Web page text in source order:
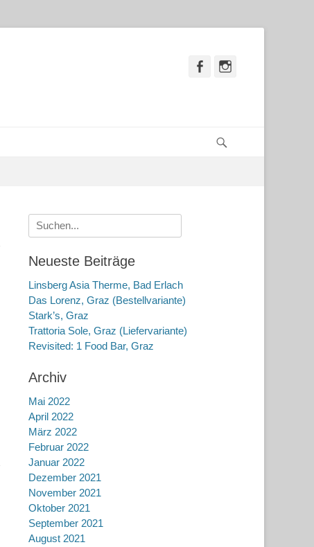
Facebook
Suche
nach:
Neueste Beiträge
Linsberg Asia Therme, Bad Erlach
Das Lorenz, Graz (Bestellvariante)
Stark’s, Graz
Trattoria Sole, Graz (Liefervariante)
Revisited: 1 Food Bar, Graz
Archiv
Mai 2022
April 2022
März 2022
Februar 2022
Januar 2022
Dezember 2021
November 2021
Oktober 2021
September 2021
August 2021